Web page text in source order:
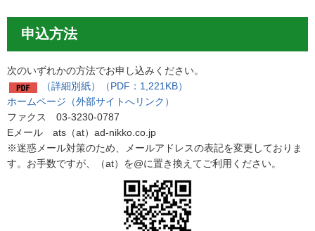
申込方法
次のいずれかの方法でお申し込みください。
（詳細別紙）（PDF：1,221KB）
ホームページ（外部サイトへリンク）
ファクス 03-3230-0787
Eメール ats（at）ad-nikko.co.jp
※迷惑メール対策のため、メールアドレスの表記を変更しておりま
す。お手数ですが、（at）を@に置き換えてご利用ください。